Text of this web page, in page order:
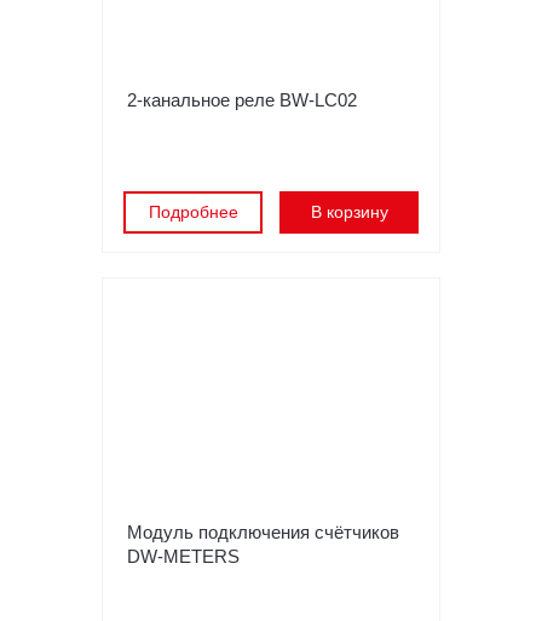
2-канальное реле BW-LC02
Подробнее В корзину
Модуль подключения счётчиков
DW-METERS